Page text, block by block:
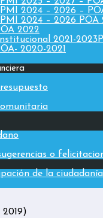
2024 – 2026 –
2024 – 2026 POA
2022
2021-
2020-2021
o
de la ciudadanía
2019)